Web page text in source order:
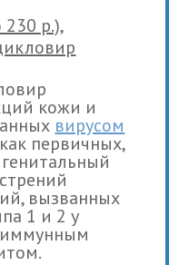
230 р.),
кожи и
вирусом
первичных,
вызванных
1 и 2 у